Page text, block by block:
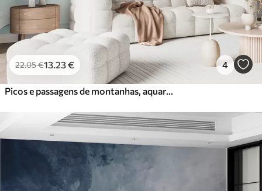
22.05€13 .23€ 4